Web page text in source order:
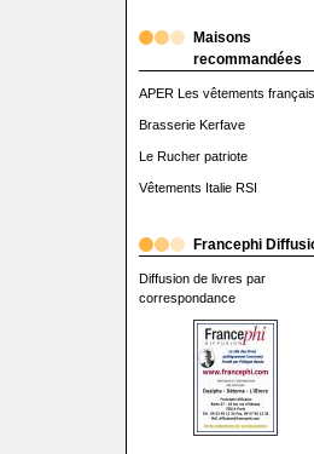
Maisons
recommandées
APER Les vêtements français
Brasserie Kerfave
Le Rucher patriote
Vêtements Italie RSI
Francephi
Diffusion de livres par
correspondance